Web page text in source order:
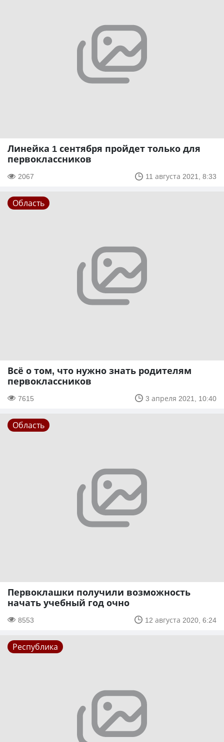
Линейка 1 сентября пройдет только для
первоклассников
2067 11 августа 2021, 8:33
Область
Всё о том, что нужно знать родителям
первоклассников
7615 3 апреля 2021, 10:40
Область
Первоклашки получили возможность
начать учебный год очно
8553 12 августа 2020, 6:24
Республика